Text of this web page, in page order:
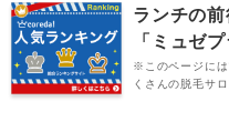
ランチの
「ミュゼ
※このページには
くさんの脱毛サ
舗数は、185店